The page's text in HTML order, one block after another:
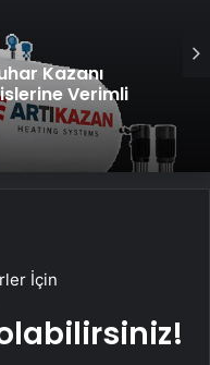
Kazanı
Verimli
İçin